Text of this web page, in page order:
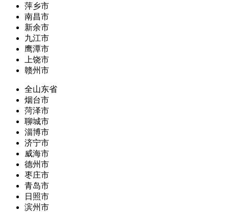
萍乡市
南昌市
新余市
九江市
鹰潭市
上饶市
赣州市
全山东省
烟台市
菏泽市
聊城市
淄博市
济宁市
威海市
德州市
枣庄市
青岛市
日照市
滨州市